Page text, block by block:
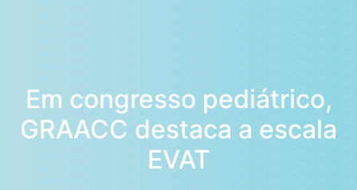
Em congresso pediátrico,
GRAACC destaca a escala
EVAT